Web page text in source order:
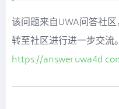
该问题来自UWA问答社
转至社区进行进一步交流。
https://